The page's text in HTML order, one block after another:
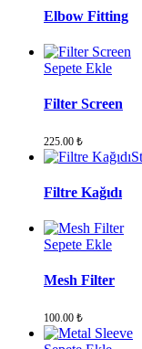
Elbow Fitting
Sepete Ekle
Filter Screen
225.00 ₺
Filtre Kağıdı
Sepete Ekle
Mesh Filter
100.00 ₺